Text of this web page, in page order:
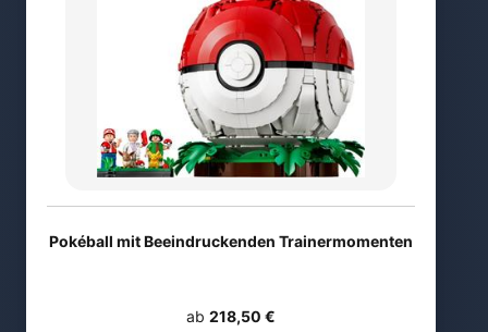
Pokéball mit Beeindruckenden Trainermomenten
ab 218,50 €